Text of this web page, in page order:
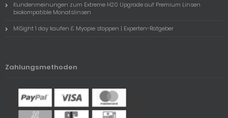
Kundenmeinungen zum Extreme H20 Upgrade auf Premium Linsen
biokompatible Monatslinsen
MiSight 1 day kaufen & Myopie stoppen | Experten-Ratgeber
Zahlungsmethoden